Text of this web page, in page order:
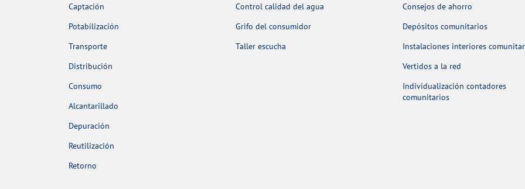
Captación
Potabilización
Transporte
Distribución
Consumo
Alcantarillado
Depuración
Reutilización
Retorno
Control calidad del agua
Grifo del consumidor
Taller escucha
Consejos de ahorro
Depósitos comunitarios
Instalaciones interiores
Vertidos a la red
Individualización contadores
comunitarios